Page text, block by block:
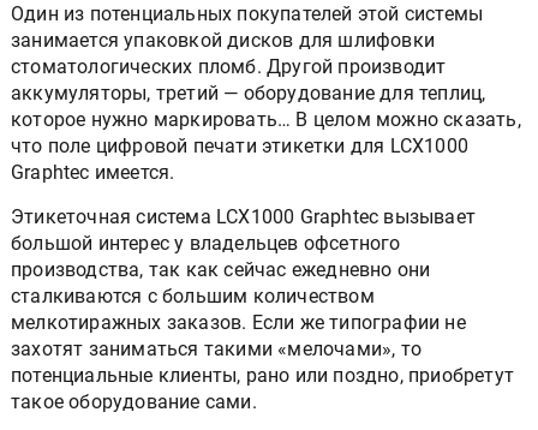
Один из потенциальных покупателей этой системы
занимается упаковкой дисков для шлифовки
стоматологических пломб. Другой производит
аккумуляторы, третий — оборудование для теплиц,
которое нужно маркировать… В целом можно сказать,
что поле цифровой печати этикетки для LCX1000
Graphtec имеется.
Этикеточная система LCX1000 Graphtec вызывает
большой интерес у владельцев офсетного
производства, так как сейчас ежедневно они
сталкиваются с большим количеством
мелкотиражных заказов. Если же типографии не
захотят заниматься такими «мелочами», то
потенциальные клиенты, рано или поздно, приобретут
такое оборудование сами.